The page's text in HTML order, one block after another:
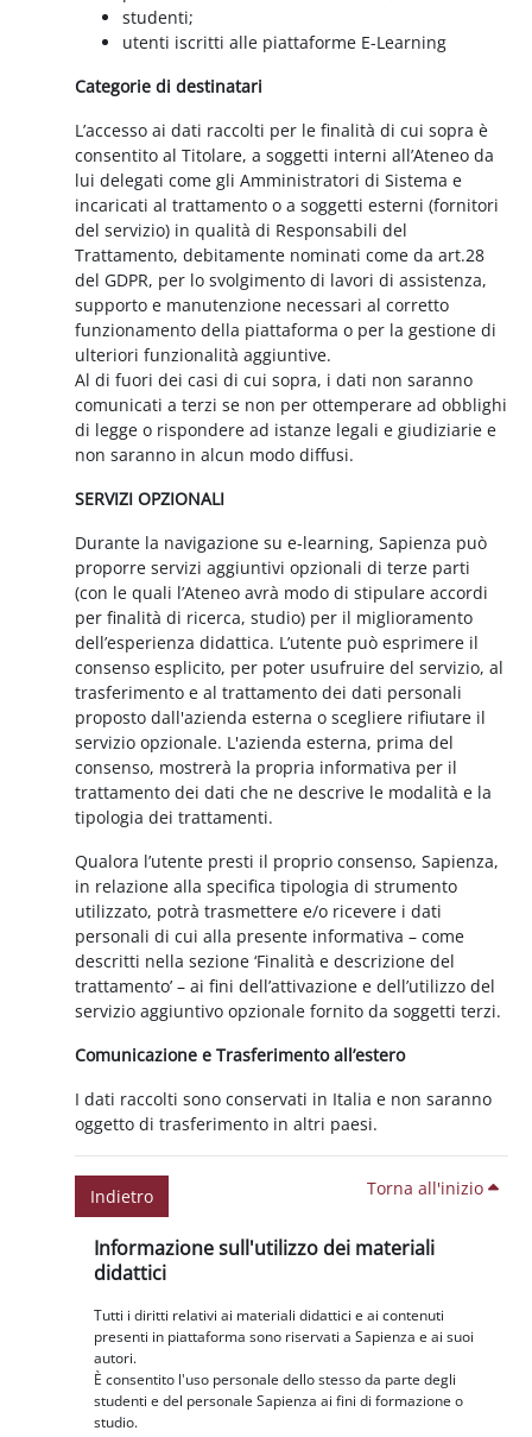
studenti;
utenti iscritti alle piattaforme E-Learning
Categorie di destinatari
L’accesso ai dati raccolti per le finalità di cui sopra è
consentito al Titolare, a soggetti interni all’Ateneo da
lui delegati come gli Amministratori di Sistema e
incaricati al trattamento o a soggetti esterni (fornitori
del servizio) in qualità di Responsabili del
Trattamento, debitamente nominati come da art.28
del GDPR, per lo svolgimento di lavori di assistenza,
supporto e manutenzione necessari al corretto
funzionamento della piattaforma o per la gestione di
ulteriori funzionalità aggiuntive.
Al di fuori dei casi di cui sopra, i dati non saranno
comunicati a terzi se non per ottemperare ad obblighi
di legge o rispondere ad istanze legali e giudiziarie e
non saranno in alcun modo diffusi.
SERVIZI OPZIONALI
Durante la navigazione su e-learning, Sapienza può
proporre servizi aggiuntivi opzionali di terze parti
(con le quali l’Ateneo avrà modo di stipulare accordi
per finalità di ricerca, studio) per il miglioramento
dell’esperienza didattica. L’utente può esprimere il
consenso esplicito, per poter usufruire del servizio, al
trasferimento e al trattamento dei dati personali
proposto dall'azienda esterna o scegliere rifiutare il
servizio opzionale. L'azienda esterna, prima del
consenso, mostrerà la propria informativa per il
trattamento dei dati che ne descrive le modalità e la
tipologia dei trattamenti.
Qualora l’utente presti il proprio consenso, Sapienza,
in relazione alla specifica tipologia di strumento
utilizzato, potrà trasmettere e/o ricevere i dati
personali di cui alla presente informativa – come
descritti nella sezione ‘Finalità e descrizione del
trattamento’ – ai fini dell’attivazione e dell’utilizzo del
servizio aggiuntivo opzionale fornito da soggetti terzi.
Comunicazione e Trasferimento all’estero
I dati raccolti sono conservati in Italia e non saranno
oggetto di trasferimento in altri paesi.
Indietro Torna all'inizio
Blocchi
Informazione sull'utilizzo dei materiali
didattici
Tutti i diritti relativi ai materiali didattici e ai contenuti
presenti in piattaforma sono riservati a Sapienza e ai suoi
autori.
È consentito l'uso personale dello stesso da parte degli
studenti e del personale Sapienza ai fini di formazione o
studio.